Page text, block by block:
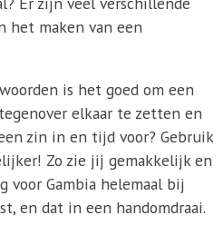
het maken van een
is het goed om een
elkaar te zetten en
zin in en tijd voor? Gebruik
Zo zie jij gemakkelijk en
voor Gambia helemaal bij
en dat in een handomdraai.